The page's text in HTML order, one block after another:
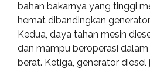
bahan bakarnya yang tinggi
hemat dibandingkan
Kedua, daya tahan mesin
dan mampu beroperasi
berat. Ketiga, generator